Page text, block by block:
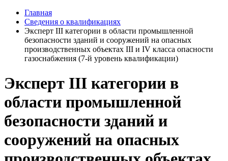
Главная
Сведения о квалификациях
Эксперт III категории в области промышленной
безопасности зданий и сооружений на опасных
производственных объектах III и IV класса опасности
газоснабжения (7-й уровень квалификации)
Эксперт III категории в
области промышленной
безопасности зданий и
сооружений на опасных